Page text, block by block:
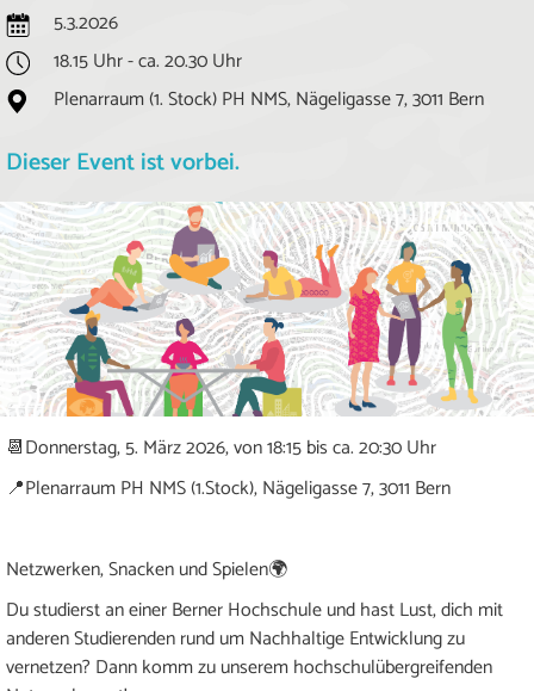
5.3.2026
18.15 Uhr - ca. 20.30 Uhr
Plenarraum (1. Stock) PH NMS, Nägeligasse 7, 3011 Bern
Dieser Event ist vorbei.
📆Donnerstag, 5. März 2026, von 18:15 bis ca. 20:30 Uhr
📍Plenarraum PH NMS (1.Stock), Nägeligasse 7, 3011 Bern
Netzwerken, Snacken und Spielen🌍
Du studierst an einer Berner Hochschule und hast Lust, dich mit
anderen Studierenden rund um Nachhaltige Entwicklung zu
vernetzen? Dann komm zu unserem hochschulübergreifenden